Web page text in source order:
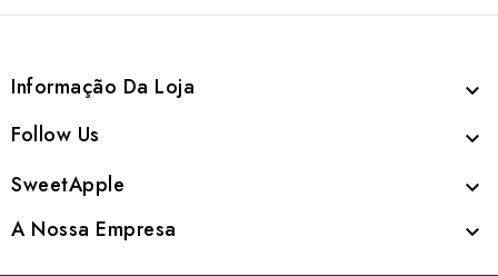
Informação Da Loja 
Follow Us 
SweetApple 
A Nossa Empresa 